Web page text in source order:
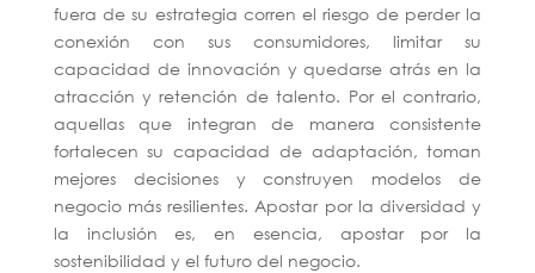
fuera de su estrategia corren el riesgo de perder la
conexión con sus consumidores, limitar su
capacidad de innovación y quedarse atrás en la
atracción y retención de talento. Por el contrario,
aquellas que integran de manera consistente
fortalecen su capacidad de adaptación, toman
mejores decisiones y construyen modelos de
negocio más resilientes. Apostar por la diversidad y
la inclusión es, en esencia, apostar por la
sostenibilidad y el futuro del negocio.